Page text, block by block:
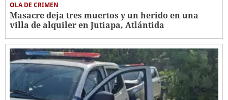
OLA DE CRIMEN
Masacre deja tres muertos y un herido en una
villa de alquiler en Jutiapa, Atlántida